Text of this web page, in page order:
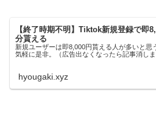
【終了時期不明】Tiktok新規登録で即
分貰える
新規ユーザーは即8,000円貰える人が多いと思
気軽に是非。（広告出なくなったら記事消しま
hyougaki.xyz